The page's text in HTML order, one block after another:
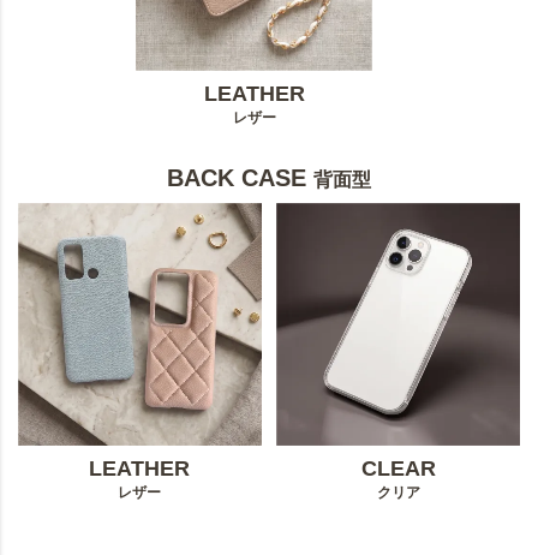
LEATHER
レザー
BACK CASE 背面型
LEATHER
レザー
CLEAR
クリア